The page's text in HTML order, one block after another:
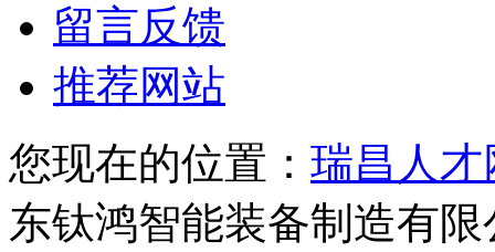
留言反馈
推荐网站
您现在的位置： 瑞昌人才
东钛鸿智能装备制造有